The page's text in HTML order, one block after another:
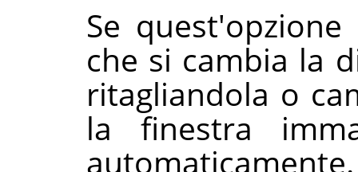
Se
che si cambia la
ritagliandola o
la finestra